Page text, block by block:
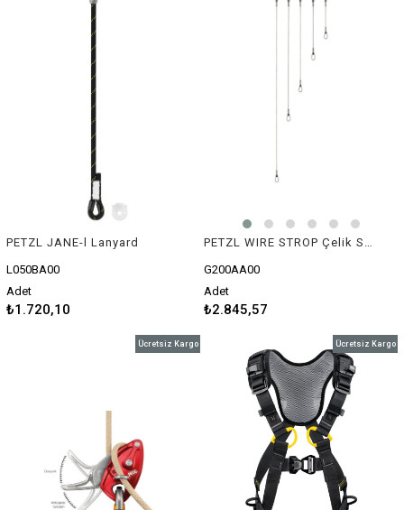
PETZL JANE-l Lanyard
L050BA00
Adet
₺1.720,10
PETZL WIRE STROP Çelik Sapan
G200AA00
Adet
₺2.845,57
Ücretsiz Kargo Ücretsiz Kargo